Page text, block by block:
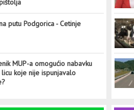
putu Podgorica - Cetinje
MUP-a omogućio nabavku
koje nije ispunjavalo